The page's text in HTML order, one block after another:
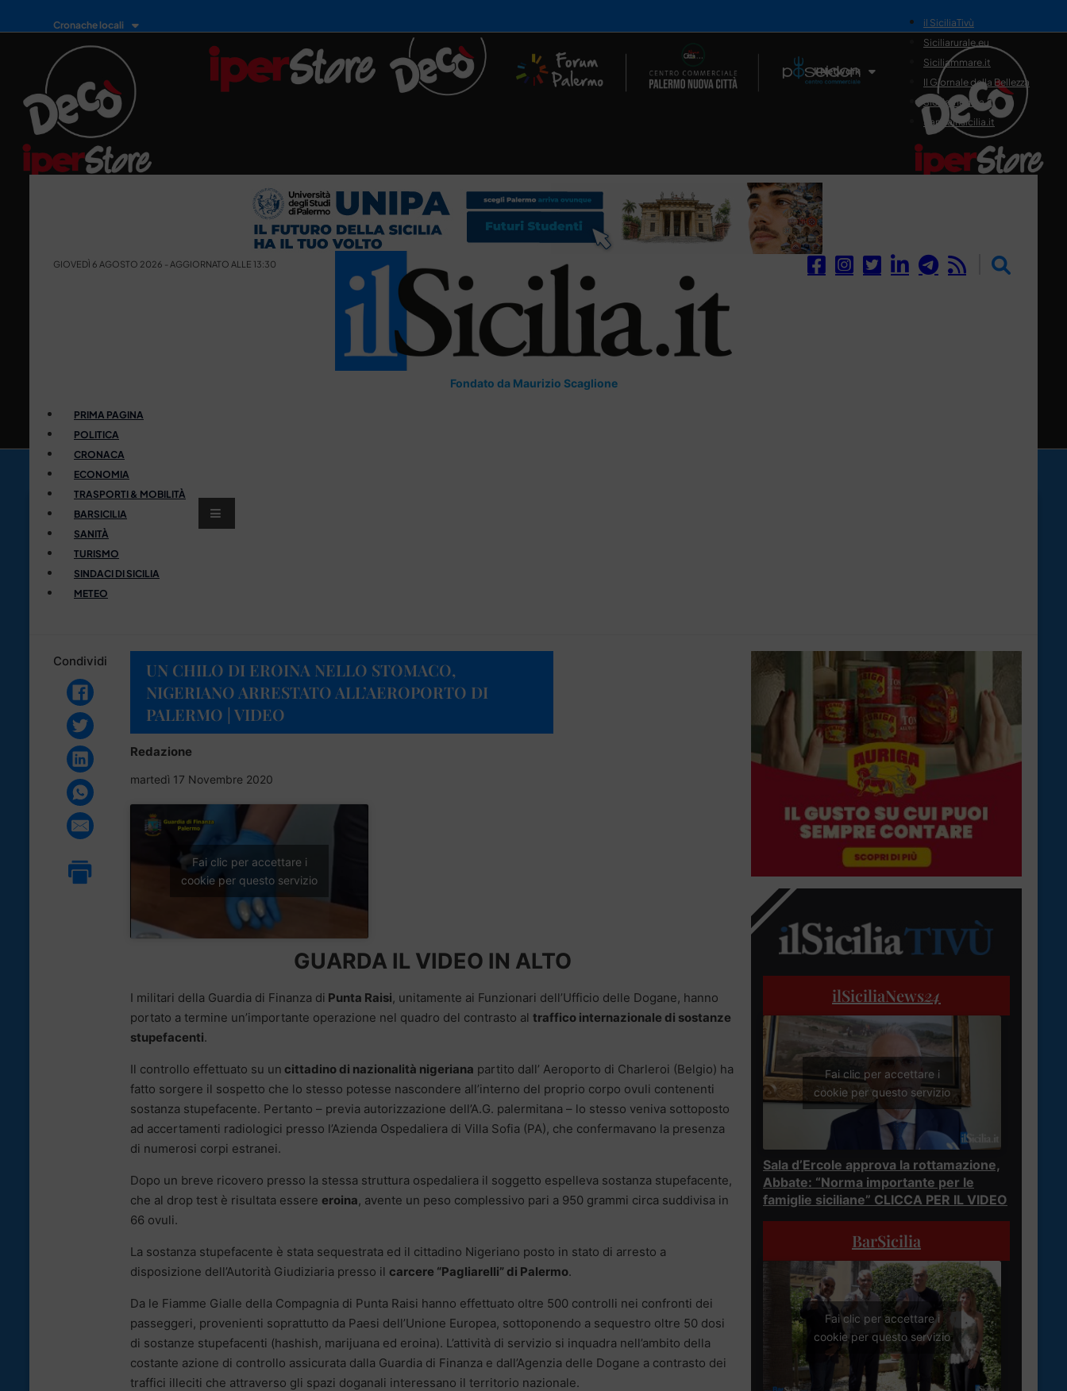
Cronache locali
Il Network
il SiciliaTivù
Siciliarurale.eu
Siciliammare.it
Il Giornale della Bellezza
Siciliamedica.it
Sanitainsicilia.it
GIOVEDÌ 6 AGOSTO 2026 - AGGIORNATO ALLE 13:30
Fondato da Maurizio Scaglione
PRIMA PAGINA
POLITICA
CRONACA
ECONOMIA
TRASPORTI & MOBILITÀ
BARSICILIA
SANITÀ
TURISMO
SINDACI DI SICILIA
METEO
Condividi
UN CHILO DI EROINA NELLO STOMACO,
NIGERIANO ARRESTATO ALL’AEROPORTO DI
PALERMO | VIDEO
Redazione
martedì 17 Novembre 2020
Fai clic per accettare i
cookie per questo servizio
GUARDA IL VIDEO IN ALTO
I militari della Guardia di Finanza di Punta Raisi, unitamente ai Funzionari dell’Ufficio delle Dogane, hanno
portato a termine un’importante operazione nel quadro del contrasto al traffico internazionale di sostanze
stupefacenti.
Il controllo effettuato su un cittadino di nazionalità nigeriana partito dall’ Aeroporto di Charleroi (Belgio) ha
fatto sorgere il sospetto che lo stesso potesse nascondere all’interno del proprio corpo ovuli contenenti
sostanza stupefacente. Pertanto – previa autorizzazione dell’A.G. palermitana – lo stesso veniva sottoposto
ad accertamenti radiologici presso l’Azienda Ospedaliera di Villa Sofia (PA), che confermavano la presenza
di numerosi corpi estranei.
Dopo un breve ricovero presso la stessa struttura ospedaliera il soggetto espelleva sostanza stupefacente,
che al drop test è risultata essere eroina, avente un peso complessivo pari a 950 grammi circa suddivisa in
66 ovuli.
La sostanza stupefacente è stata sequestrata ed il cittadino Nigeriano posto in stato di arresto a
disposizione dell’Autorità Giudiziaria presso il carcere “Pagliarelli” di Palermo.
Da le Fiamme Gialle della Compagnia di Punta Raisi hanno effettuato oltre 500 controlli nei confronti dei
passeggeri, provenienti soprattutto da Paesi dell’Unione Europea, sottoponendo a sequestro oltre 50 dosi
di sostanze stupefacenti (hashish, marijuana ed eroina). L’attività di servizio si inquadra nell’ambito della
costante azione di controllo assicurata dalla Guardia di Finanza e dall’Agenzia delle Dogane a contrasto dei
traffici illeciti che attraverso gli spazi doganali interessano il territorio nazionale.
ilSiciliaNews24
Fai clic per accettare i
cookie per questo servizio
Sala d’Ercole approva la rottamazione,
Abbate: “Norma importante per le
famiglie siciliane” CLICCA PER IL VIDEO
BarSicilia
Fai clic per accettare i
cookie per questo servizio